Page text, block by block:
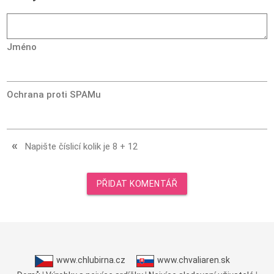
Jméno
Ochrana proti SPAMu
« Napište číslicí kolik je8 + 12
PŘIDAT KOMENTÁŘ
www.chlubirna.cz
www.chvaliaren.sk